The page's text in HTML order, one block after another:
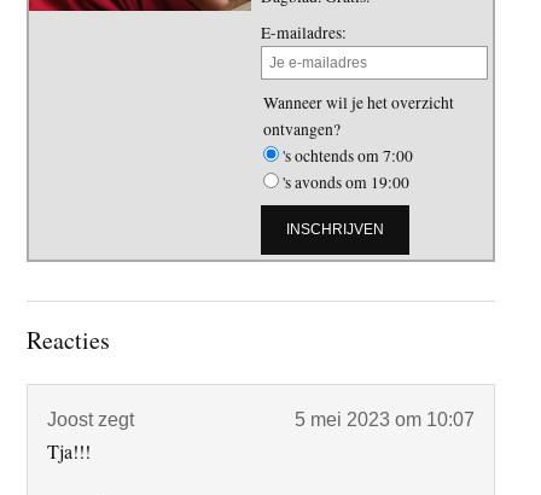
E-mailadres:
Wanneer wil je het overzicht
ontvangen?
's ochtends om 7:00
's avonds om 19:00
Lees
Reacties
Joost zegt 5 mei 2023 om 10:07
Tja!!!